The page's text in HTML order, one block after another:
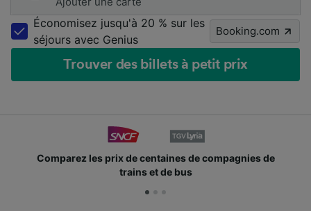
Économisez jusqu'à 20 % sur les
séjours avec Genius
Booking.com
Trouver des billets à petit prix
Des millions de voyageurs nous utilisent chaque jour